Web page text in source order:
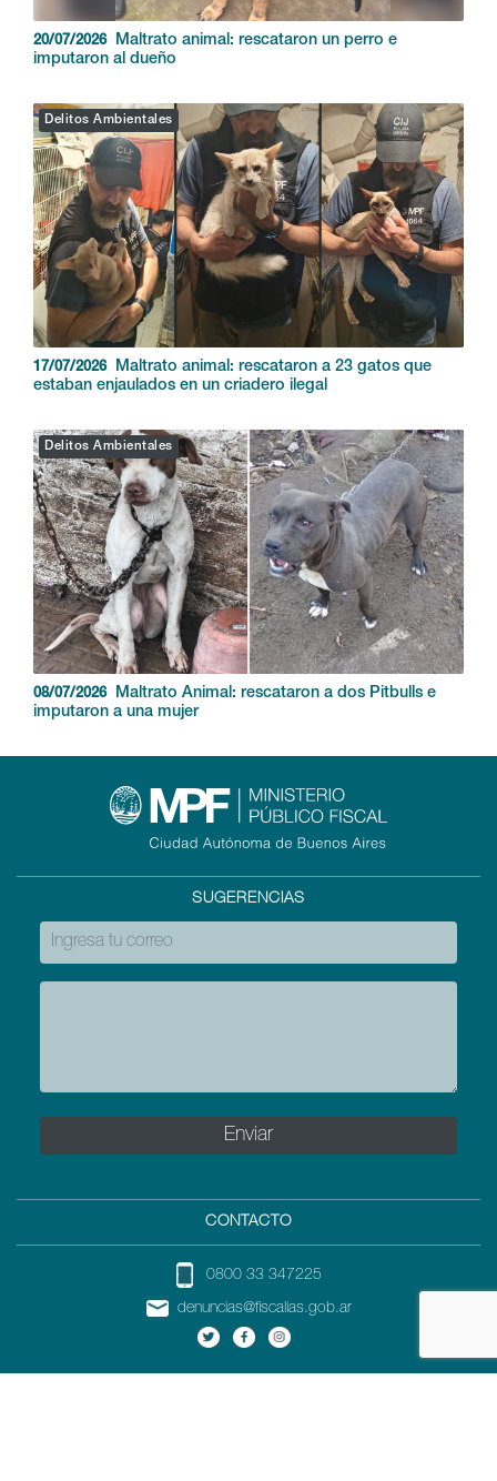
20/07/2026
Maltrato animal: rescataron un perro e
imputaron al dueño
Delitos Ambientales
17/07/2026
Maltrato animal: rescataron a 23 gatos que
estaban enjaulados en un criadero ilegal
Delitos Ambientales
08/07/2026
Maltrato Animal: rescataron a dos Pitbulls e
imputaron a una mujer
SUGERENCIAS
CONTACTO
0800 33 347225
denuncias@fiscalias.gob.ar